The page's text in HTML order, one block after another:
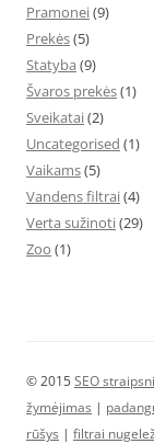
Pramonei(9)
Prekės(5)
Statyba (9)
Švaros prekės(1)
Sveikatai(2)
Uncategorised (1)
Vaikams(5)
Vandens filtrai(4)
Verta sužinoti(29)
Zoo (1)
© 2015SEO
žymėjimas |
rūšys | filtrai